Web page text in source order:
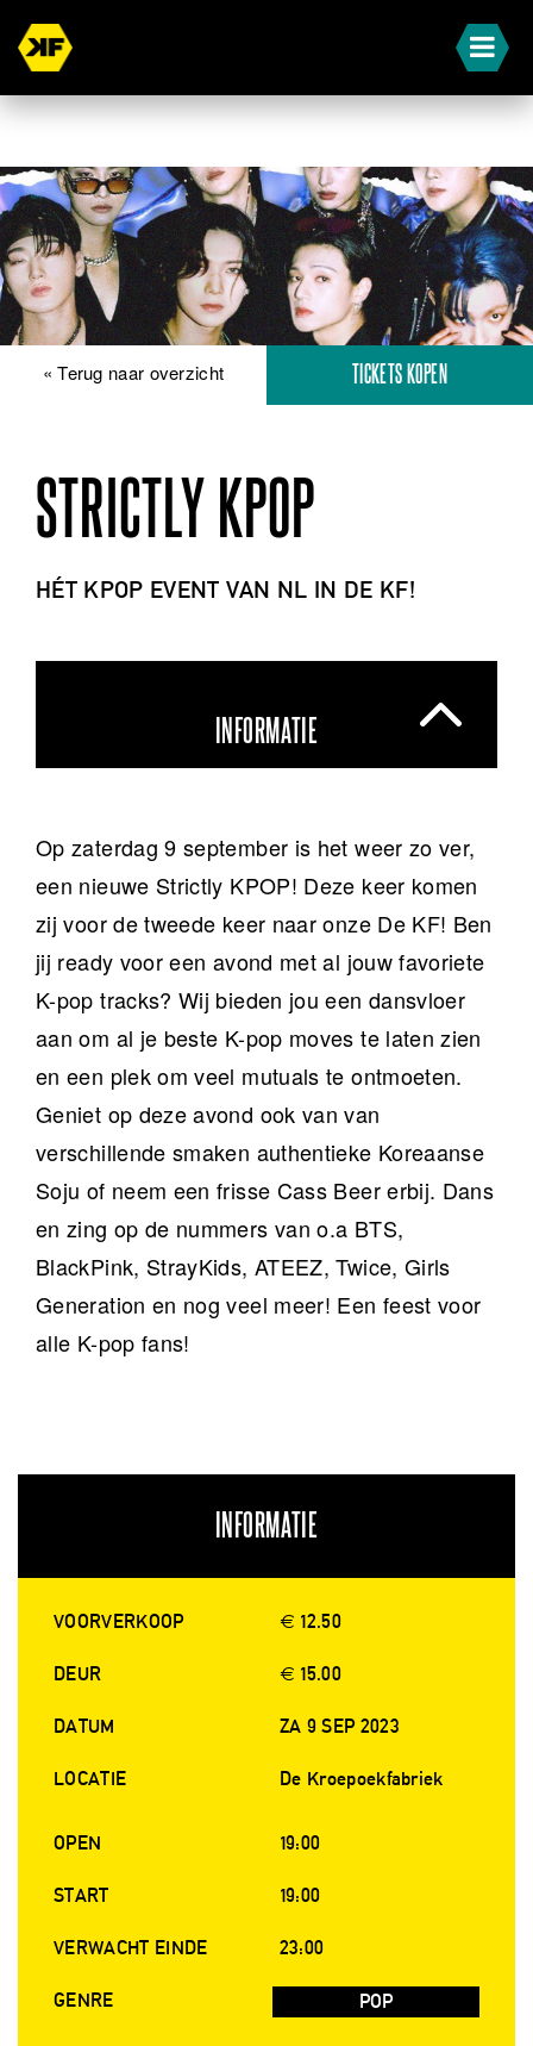
« Terug naar overzicht TICKETS KOPEN
STRICTLY KPOP
HÉT KPOP EVENT VAN NL IN DE KF!
INFORMATIE
Op zaterdag 9 september is het weer zo ver,
een nieuwe Strictly KPOP! Deze keer komen
zij voor de tweede keer naar onze De KF! Ben
jij ready voor een avond met al jouw favoriete
K-pop tracks? Wij bieden jou een dansvloer
aan om al je beste K-pop moves te laten zien
en een plek om veel mutuals te ontmoeten.
Geniet op deze avond ook van van
verschillende smaken authentieke Koreaanse
Soju of neem een frisse Cass Beer erbij. Dans
en zing op de nummers van o.a BTS,
BlackPink, StrayKids, ATEEZ, Twice, Girls
Generation en nog veel meer! Een feest voor
alle K-pop fans!
INFORMATIE
VOORVERKOOP € 12.50
DEUR € 15.00
DATUM ZA 9 SEP 2023
LOCATIE De Kroepoekfabriek
OPEN 19:00
START 19:00
VERWACHT EINDE 23:00
GENRE POP